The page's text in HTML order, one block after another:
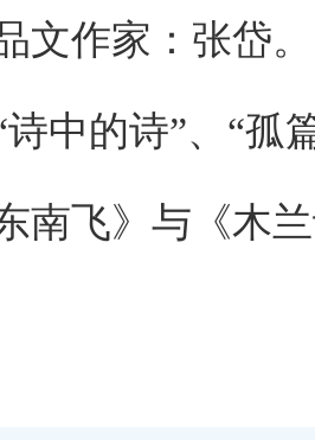
文作家：张岱。
中的诗”、“孤
南飞》与《木